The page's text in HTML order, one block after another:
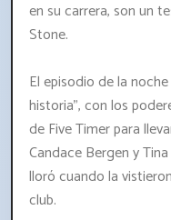
en su carrera, son un
Stone.
El episodio de la
historia", con los
de Five Timer para
Candace Bergen y
lloró cuando la
club.